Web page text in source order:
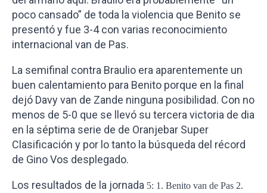
poco cansado” de toda la violencia que Benito se
presentó y fue 3-4 con varias reconocimiento
internacional van de Pas.
La semifinal contra Braulio era aparentemente un
buen calentamiento para Benito porque en la final
dejó Davy van de Zande ninguna posibilidad. Con no
menos de 5-0 que se llevó su tercera victoria de dia
en la séptima serie de de Oranjebar Super
Clasificación y por lo tanto la búsqueda del récord
de Gino Vos desplegado.
Los resultados de la jornada 5: 1. Benito van de Pas 2.